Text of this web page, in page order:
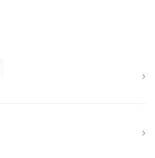
›
›